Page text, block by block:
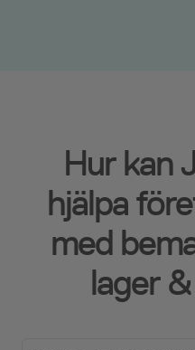
Hur kan
hjälpa
med
lager